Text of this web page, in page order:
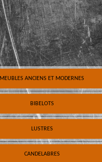
MEUBLES ANCIENS ET MODERNES
BIBELOTS
LUSTRES
CANDELABRES